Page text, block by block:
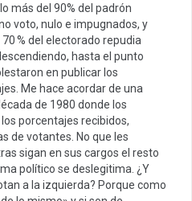
más del 90% del padrón
voto, nulo e impugnados, y
% del electorado repudia
hasta el punto
en publicar los
Me hace acordar de una
de 1980 donde los
porcentajes recibidos,
de votantes. No que les
sigan en sus cargos el resto
político se deslegitima. ¿Y
a la izquierda? Porque como